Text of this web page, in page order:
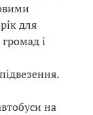
для
і
на